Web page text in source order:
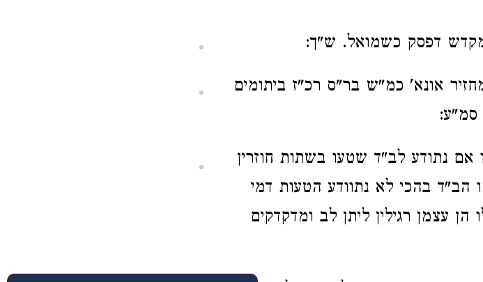
דפסק כשמואל. ש"ך:
אונא' כמ"ש בר"ס רכ"ז ביתומים
אם נתודע לב"ד שטעו בשתות חוזרין
בהכי לא נתוודע הטעות דמי
עצמן רגילין ליתן לב ומדקדקים